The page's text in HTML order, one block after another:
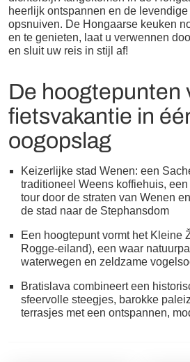
heerlijk ontspannen en de levendige
opsnuiven. De Hongaarse keuken
en te genieten, laat u verwennen
en sluit uw reis in stijl af!
De hoogtepunten
fietsvakantie in
oogopslag
Keizerlijke stad Wenen: een
traditioneel Weens koffiehuis,
tour door de straten van Wenen
de stad naar de Stephansdom
Een hoogtepunt vormt het Kleine
Rogge-eiland), een waar
waterwegen en zeldzame
Bratislava combineert een
sfeervolle steegjes, barokke
terrasjes met een ontspannen,